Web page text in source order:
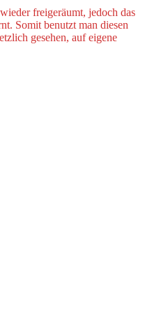
freigeräumt, jedoch das
Somit benutzt man diesen
gesehen, auf eigene